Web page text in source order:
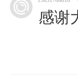
感谢